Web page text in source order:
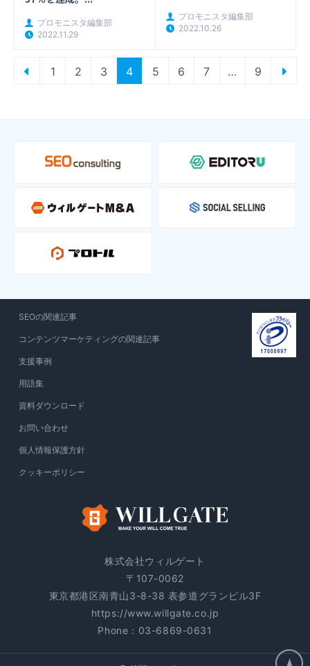
プロモニスタ編集部
2022.11.29
プロモニスタ編集部
2022.10.26
1 2 3 4 5 6 7 … 9
株式会社ウィルゲート
〒107-0062
東京都港区南青山3-8-38 表参道グランビル3F
https://www.willgate.co.jp
Phone： 03-6869-0631
SEOの関連記事
コンテンツマーケティングの関連記事
支援事例
用語集
資料ダウンロード
お問い合わせ
個人情報保護方針
クッキーポリシー